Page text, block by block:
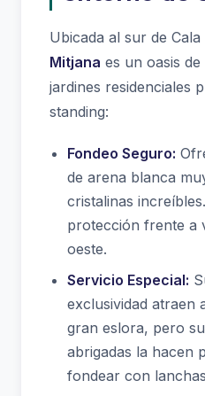
Ubicada al sur de
Mitjana es un oasis
jardines residenciales
standing:
Fondeo Seguro:
de arena blanca
cristalinas
protección frente a
oeste.
Servicio Especial:
exclusividad atraen
gran eslora, pero
abrigadas la hacen
fondear con